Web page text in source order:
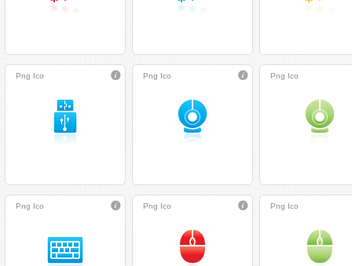
Png Ico Png Ico Png Ico
Png Ico Png Ico Png Ico